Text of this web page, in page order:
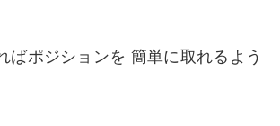
ばポジションを 簡単に取れるよう